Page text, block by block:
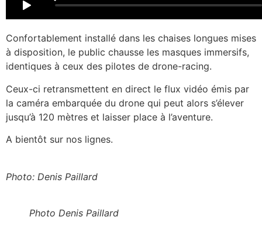
Confortablement installé dans les chaises longues mises
à disposition, le public chausse les masques immersifs,
identiques à ceux des pilotes de drone-racing.
Ceux-ci retransmettent en direct le flux vidéo émis par
la caméra embarquée du drone qui peut alors s’élever
jusqu’à 120 mètres et laisser place à l’aventure.
A bientôt sur nos lignes.
Photo: Denis Paillard
Photo Denis Paillard